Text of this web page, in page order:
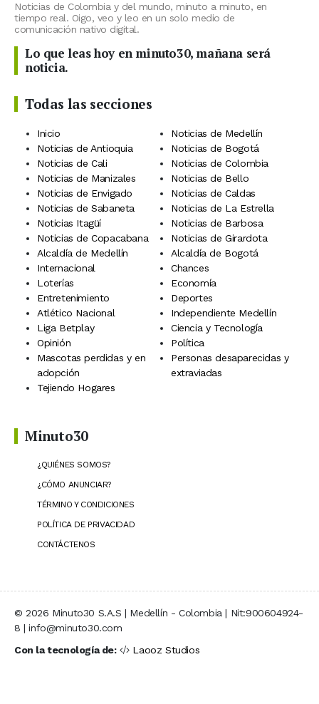
Noticias de Colombia y del mundo, minuto a minuto, en
tiempo real. Oigo, veo y leo en un solo medio de
comunicación nativo digital.
Lo que leas hoy en minuto30, mañana será
noticia.
Todas las secciones
Inicio
Noticias de Medellín
Noticias de Antioquia
Noticias de Bogotá
Noticias de Cali
Noticias de Colombia
Noticias de Manizales
Noticias de Bello
Noticias de Envigado
Noticias de Caldas
Noticias de Sabaneta
Noticias de La Estrella
Noticias Itagüí
Noticias de Barbosa
Noticias de Copacabana
Noticias de Girardota
Alcaldía de Medellín
Alcaldía de Bogotá
Internacional
Chances
Loterías
Economía
Entretenimiento
Deportes
Atlético Nacional
Independiente Medellín
Liga Betplay
Ciencia y Tecnología
Opinión
Política
Mascotas perdidas y en
adopción
Personas desaparecidas y
extraviadas
Tejiendo Hogares
Minuto30
¿QUIÉNES SOMOS?
¿CÓMO ANUNCIAR?
TÉRMINO Y CONDICIONES
POLÍTICA DE PRIVACIDAD
CONTÁCTENOS
© 2026 Minuto30 S.A.S | Medellín - Colombia | Nit:900604924-
8 | info@minuto30.com
Con la tecnología de:
Laooz Studios